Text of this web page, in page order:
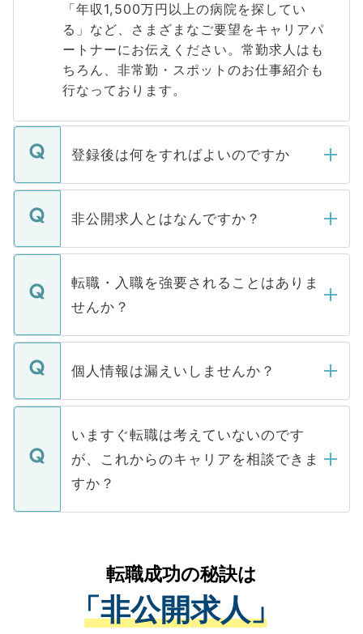
「年収1,500万円以上の病院を探してい
る」など、さまざまなご要望をキャリアパ
ートナーにお伝えください。常勤求人はも
ちろん、非常勤・スポットのお仕事紹介も
行なっております。
登録後は何をすればよいのですか
ご登録いただきましたら、弊社担当者がご
登録内容を確認し、その後メールもしくは
ます。通常、5営業日以内にはご連絡をせて
いただきますので、しばらくお待ちくださ
非公開求人とはなんですか？
マイナビDOCTORで取り扱っている求人の
うち約3割は、Webサイトからご覧いただ
けない「非公開求人」です。非公開求人は
下記の理由によって、一般には公開してい
ません。
■応募殺到を避けるため 人気のある医療機
関を公にしてしまうと、応募が殺到する場
に、医療機関が求める条件に合った人材の
みを人材紹介会社に依頼するケースが増え
ています。
転職・入職を強要されることはありま
せんか？
転職・入職を強要することは一切ありませ
ん。また、仮に応募先から内定をいただい
定を承諾する必要はありません。内定先へ
の辞退の連絡はキャリアパートナーが行い
個人情報は漏えいしませんか？
個人情報が漏えいすることはありませんの
で、ご安心ください。当サイトからの登録
などで収集したご登録者様の個人情報は、
ご本人のキャリアアップおよび転職活動の
支援を目的に使用いたします。お預かりし
ているすべての個人データはご本人の許可
は、個人情報の取り扱いについての厳密な
管理基準を満たした事業者のみに付与され
る、プライバシーマークを取得済みです。
いますぐ転職は考えていないのです
が、これからのキャリアを相談できま
すか？
かがいして、現在の医療機関の状況や紹介
経験をまじえながら、適切なアドバイスを
させていただきます。すぐにご転職をされ
ない方には、長期的なサポートが可能です
転職成功の秘訣は
「非公開求人」